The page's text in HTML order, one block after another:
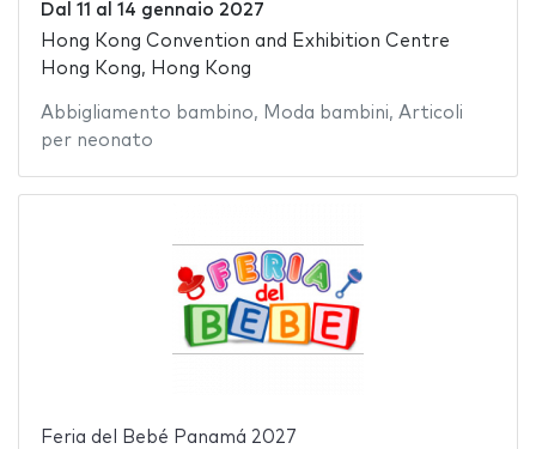
Dal 11 al 14 gennaio 2027
Hong Kong Convention and Exhibition Centre
Hong Kong, Hong Kong
Abbigliamento bambino, Moda bambini, Articoli
per neonato
Feria del Bebé Panamá 2027